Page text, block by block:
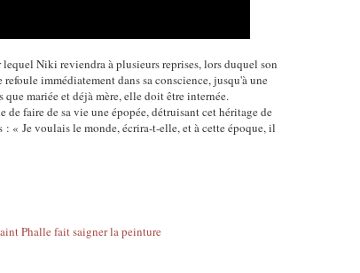
Niki reviendra à plusieurs reprises, lors duquel son
immédiatement dans sa conscience, jusqu'à une
mariée et déjà mère, elle doit être internée.
de faire de sa vie une épopée, détruisant cet héritage de
« Je voulais le monde, écrira-t-elle, et à cette époque, il